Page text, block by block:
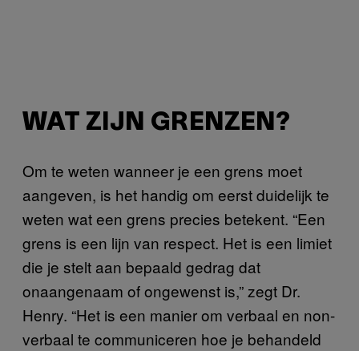
WAT ZIJN GRENZEN?
Om te weten wanneer je een grens moet
aangeven, is het handig om eerst duidelijk te
weten wat een grens precies betekent. “Een
grens is een lijn van respect. Het is een limiet
die je stelt aan bepaald gedrag dat
onaangenaam of ongewenst is,” zegt Dr.
Henry. “Het is een manier om verbaal en non-
verbaal te communiceren hoe je behandeld